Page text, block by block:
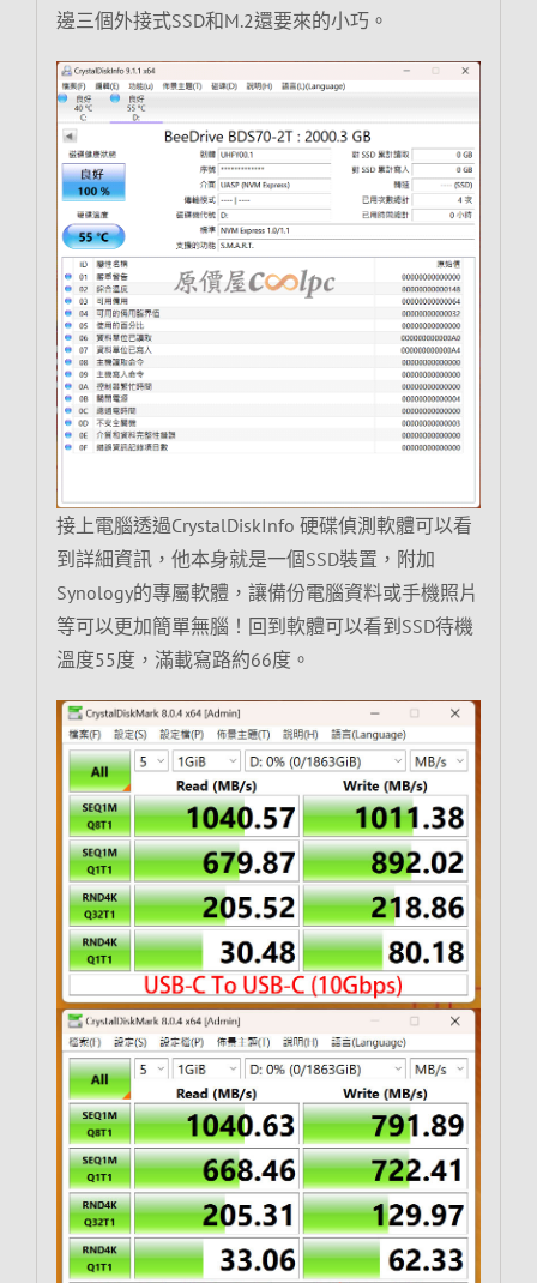
邊三個外接式SSD和M.2還要來的小巧。
接上電腦透過CrystalDiskInfo 硬碟偵測軟體可以看
到詳細資訊，他本身就是一個SSD裝置，附加
Synology的專屬軟體，讓備份電腦資料或手機照片
等可以更加簡單無腦！回到軟體可以看到SSD待機
溫度55度，滿載寫路約66度。